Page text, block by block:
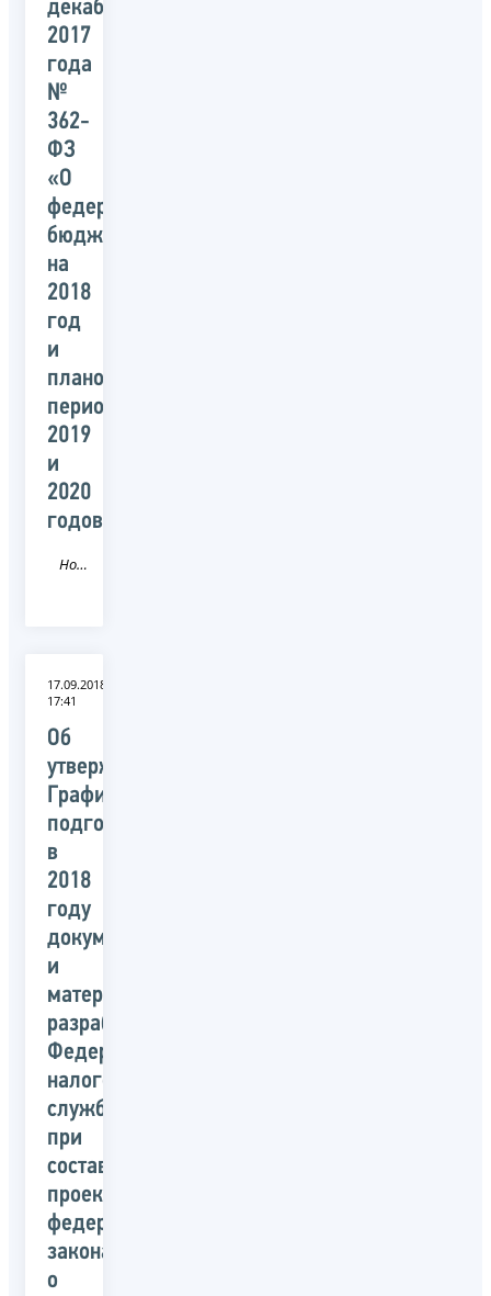
декабря
2017
года
№
362-
ФЗ
«О
федеральном
бюджете
на
2018
год
и
плановый
период
2019
и
2020
годов»
Новость
17.09.2018
17:41
Об
утверждении
Графика
подготовки
в
2018
году
документов
и
материалов,
разрабатываемых
Федеральной
налоговой
службой
при
составлении
проекта
федерального
закона
о